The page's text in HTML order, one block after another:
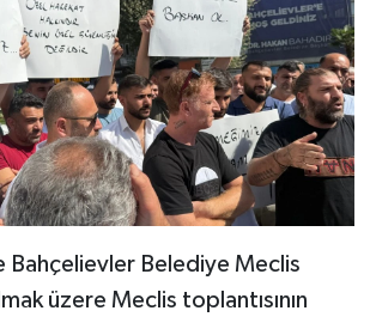
Bahçelievler Belediye Meclis
üzere Meclis toplantısının